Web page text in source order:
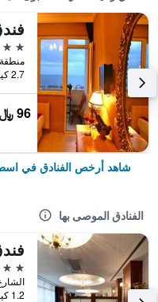
3 نجوم
2.7 كيلومتر عن وسط المدينة
96 ﷼
شاهد أرخص الفنادق في
الفنادق الموصى بها
4 نجوم
1.2 كيلومتر عن وسط المدينة